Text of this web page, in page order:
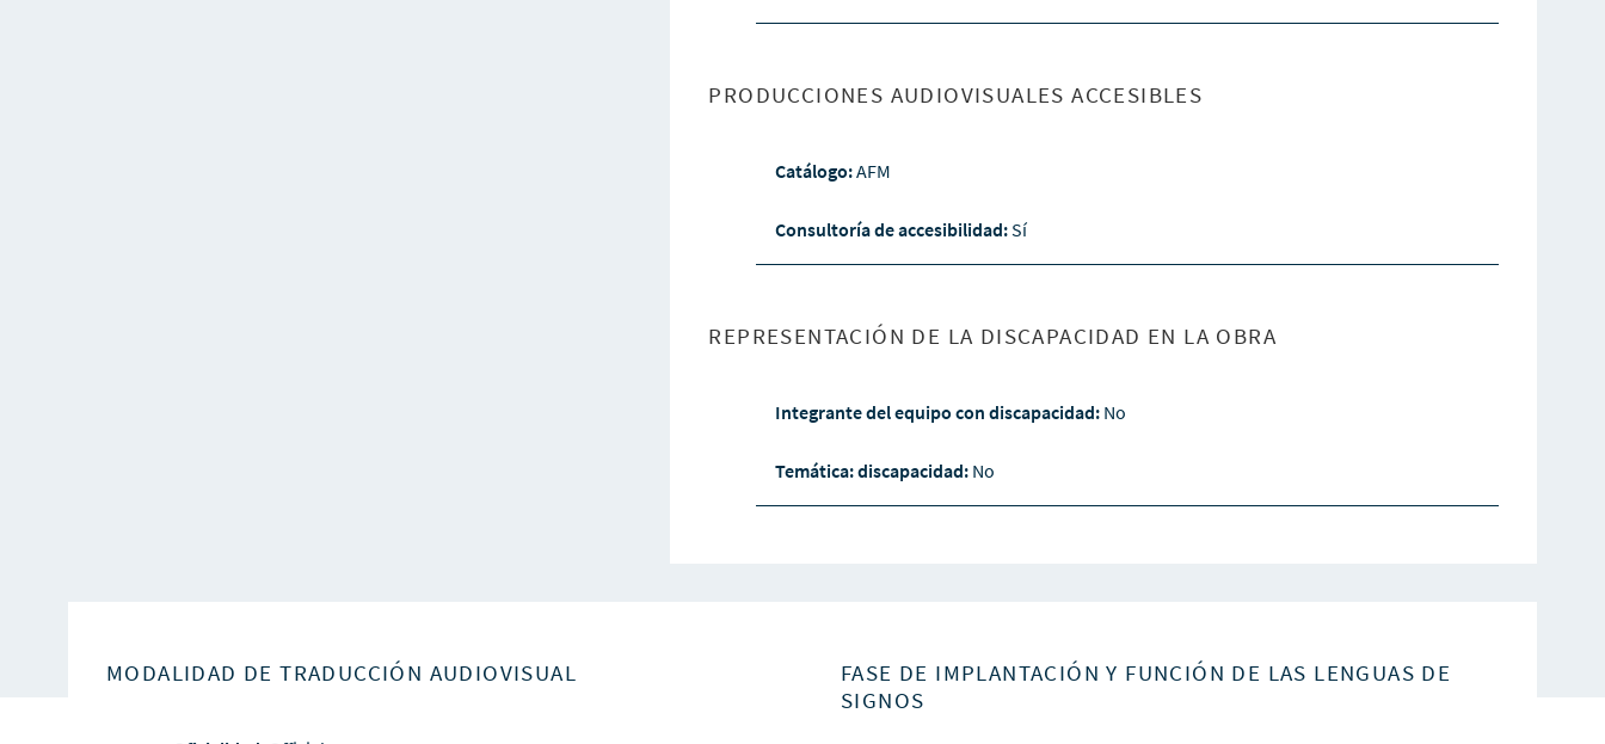
PRODUCCIONES AUDIOVISUALES ACCESIBLES
Catálogo:AFM
Consultoría de accesibilidad:Sí
REPRESENTACIÓN DE LA DISCAPACIDAD EN LA OBRA
Integrante del equipo con discapacidad: No
Temática: discapacidad: No
MODALIDAD DE TRADUCCIÓN AUDIOVISUAL
FASE DE IMPLANTACIÓN Y FUNCIÓN DE LAS LENGUAS DE
SIGNOS